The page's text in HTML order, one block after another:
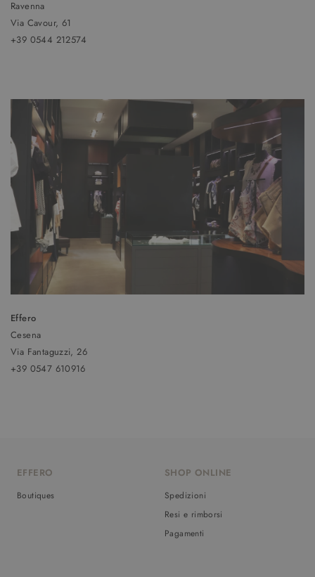
Ravenna
Via Cavour, 61
+39 0544 212574
Effero
Cesena
Via Fantaguzzi, 26
+39 0547 610916
EFFERO
Boutiques
SHOP ONLINE
Spedizioni
Resi e rimborsi
Pagamenti